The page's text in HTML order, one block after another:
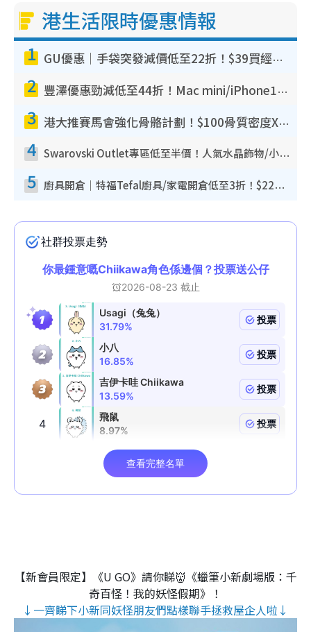
港生活限時優惠情報
1 GU優惠｜手袋突發減價低至22折！$39買經典波士頓包/餃子袋！飾物同步減價$29起！
2 豐澤優惠勁減低至44折！Mac mini/iPhone17Pro大減價！廚房家電$220起
3 港大推賽馬會強化骨骼計劃！$100骨質密度X光檢查 完成免費運動訓練送超市禮券！附參加資格
4 Swarovski Outlet專區低至半價！人氣水晶飾物/小擺設$138起！迪士尼款/水晶高跟鞋都有平
5 廚具開倉｜特福Tefal廚具/家電開倉低至3折！$220起買平底鍋/炒鑊/湯煲！電飯煲/吸塵機/燙斗$418起
【新會員限定】《U GO》請你睇👹《蠟筆小新劇場版：千
奇百怪！我的妖怪假期》！
↓一齊睇下小新同妖怪朋友們點樣聯手拯救屋企人啦↓